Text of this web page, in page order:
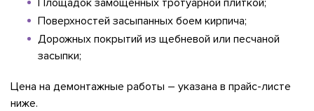
Площадок замощенных тротуарной плиткой;
Поверхностей засыпанных боем кирпича;
Дорожных покрытий из щебневой или песчаной
засыпки;
Цена на демонтажные работы – указана в прайс-листе
ниже.